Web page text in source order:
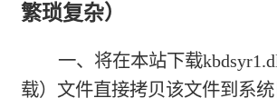
繁琐复杂）
一、将在本站下载
载） 文件直接拷贝该文件到系统